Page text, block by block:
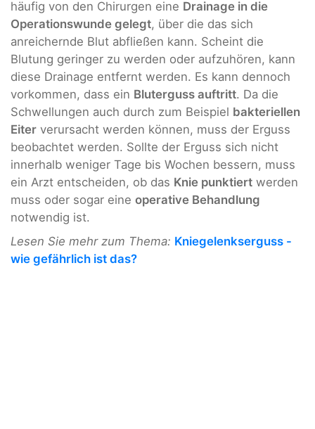
häufig von den Chirurgen eine Drainage in die
Operationswunde gelegt, über die das sich
anreichernde Blut abfließen kann. Scheint die
Blutung geringer zu werden oder aufzuhören, kann
diese Drainage entfernt werden. Es kann dennoch
vorkommen, dass ein Bluterguss auftritt. Da die
Schwellungen auch durch zum Beispiel bakteriellen
Eiter verursacht werden können, muss der Erguss
beobachtet werden. Sollte der Erguss sich nicht
innerhalb weniger Tage bis Wochen bessern, muss
ein Arzt entscheiden, ob das Knie punktiert werden
muss oder sogar eine operative Behandlung
notwendig ist.
Lesen Sie mehr zum Thema: Kniegelenkserguss -
wie gefährlich ist das?